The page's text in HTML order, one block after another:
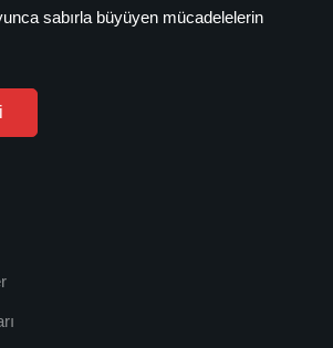
sabırla büyüyen mücadelelerin